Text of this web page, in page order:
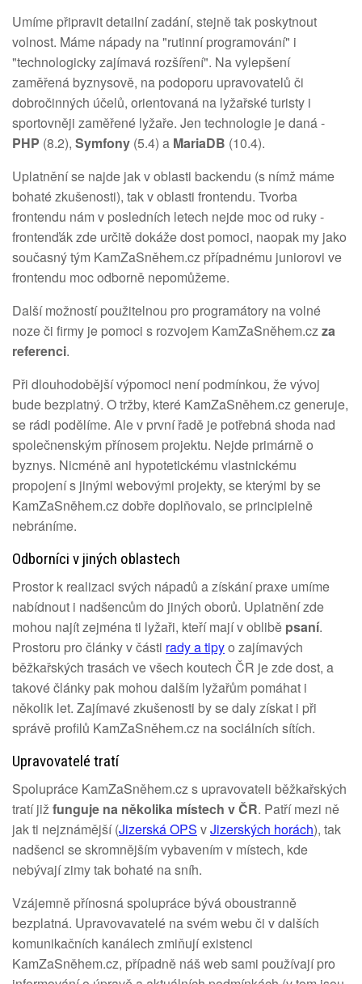
Umíme připravit detailní zadání, stejně tak poskytnout
volnost. Máme nápady na "rutinní programování" i
"technologicky zajímavá rozšíření". Na vylepšení
zaměřená byznysově, na podoporu upravovatelů či
dobročinných účelů, orientovaná na lyžařské turisty i
sportovněji zaměřené lyžaře. Jen technologie je daná -
PHP (8.2), Symfony (5.4) a MariaDB (10.4).
Uplatnění se najde jak v oblasti backendu (s nímž máme
bohaté zkušenosti), tak v oblasti frontendu. Tvorba
frontendu nám v posledních letech nejde moc od ruky -
frontenďák zde určitě dokáže dost pomoci, naopak my jako
současný tým KamZaSněhem.cz případnému juniorovi ve
frontendu moc odborně nepomůžeme.
Další možností použitelnou pro programátory na volné
noze či firmy je pomoci s rozvojem KamZaSněhem.czza
referenci.
Při dlouhodobější výpomoci není podmínkou, že vývoj
bude bezplatný. O tržby, které KamZaSněhem.cz generuje,
se rádi podělíme. Ale v první řadě je potřebná shoda nad
společnenským přínosem projektu. Nejde primárně o
byznys. Nicméně ani hypotetickému vlastnickému
propojení s jinými webovými projekty, se kterými by se
KamZaSněhem.cz dobře doplňovalo, se principielně
nebráníme.
Odborníci v jiných oblastech
Prostor k realizaci svých nápadů a získání praxe umíme
nabídnout i nadšencům do jiných oborů. Uplatnění zde
mohou najít zejména ti lyžaři, kteří mají v oblibě psaní.
Prostoru pro články v části rady a tipyo zajímavých
běžkařských trasách ve všech koutech ČR je zde dost, a
takové články pak mohou dalším lyžařům pomáhat i
několik let. Zajímavé zkušenosti by se daly získat i při
správě profilů KamZaSněhem.cz na sociálních sítích.
Upravovatelé tratí
Spolupráce KamZaSněhem.cz s upravovateli běžkařských
tratí jižfunguje na několika místech v ČR. Patří mezi ně
jak ti nejznámější (Jizerská OPS vJizerských horách), tak
nadšenci se skromnějším vybavením v místech, kde
nebývají zimy tak bohaté na sníh.
Vzájemně přínosná spolupráce bývá oboustranně
bezplatná. Upravovavatelé na svém webu či v dalších
komunikačních kanálech zmiňují existenci
KamZaSněhem.cz, případně náš web sami používají pro